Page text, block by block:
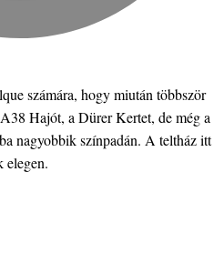
számára, hogy miután többször
Hajót, a Dürer Kertet, de még a
nagyobbik színpadán. A teltház itt
elegen.